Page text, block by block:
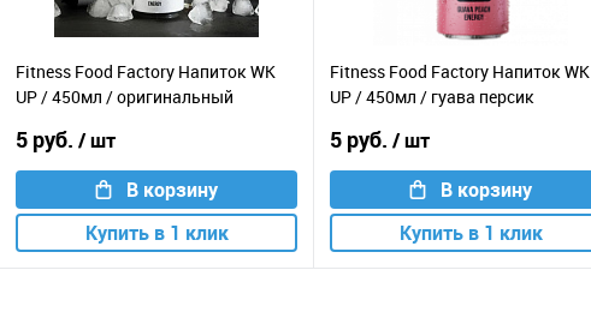
Fitness Food Factory Напиток WK
UP / 450мл / оригинальный
5 руб. / шт
В корзину
Купить в 1 клик
Fitness Food Factory Напиток WK
UP / 450мл / гуава персик
5 руб. / шт
В корзину
Купить в 1 клик